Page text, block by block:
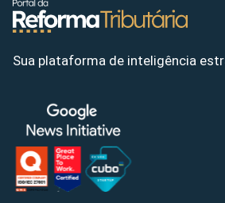
Sua plataforma de inteligência